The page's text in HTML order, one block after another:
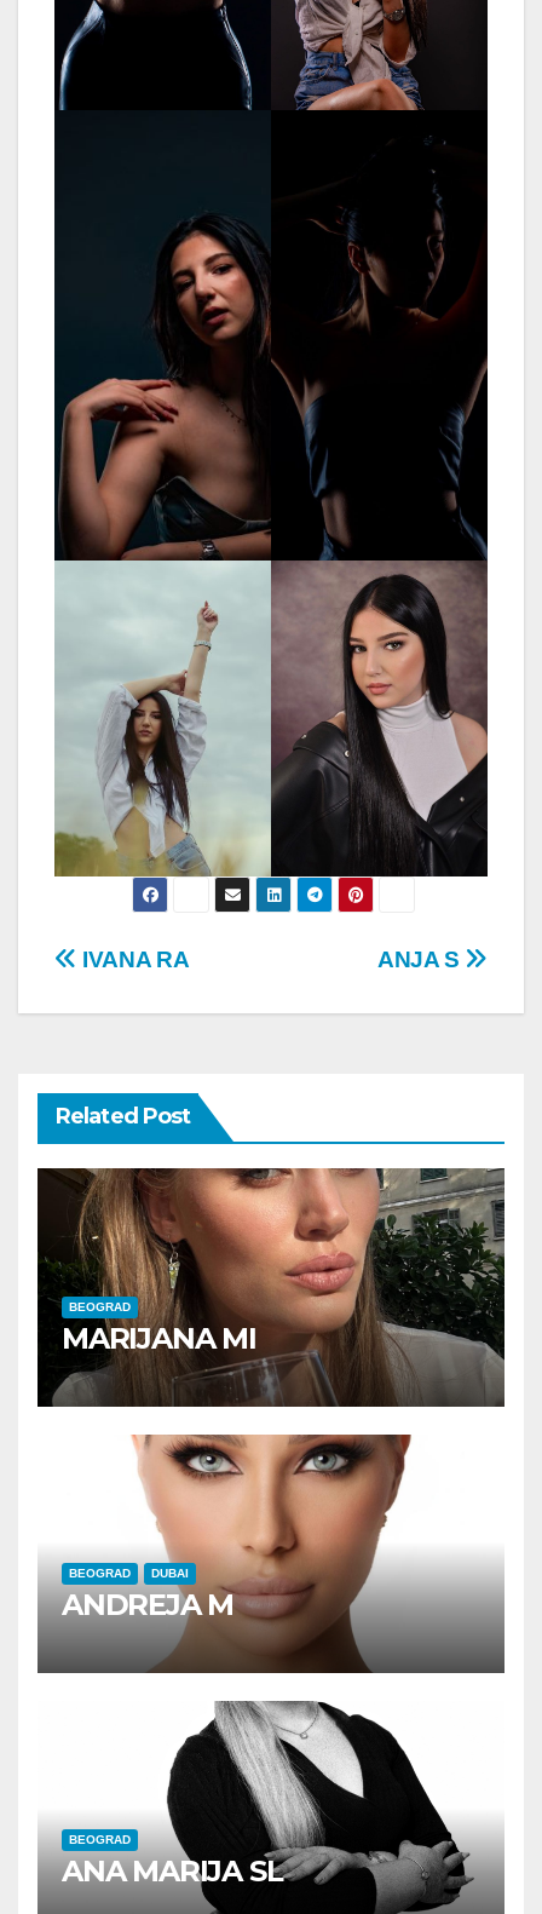
Post
navigation
ANJA S
IVANA RA
Related Post
BEOGRAD
MARIJANA MI
BEOGRAD DUBAI
ANDREJA M
BEOGRAD
ANA MARIJA SL